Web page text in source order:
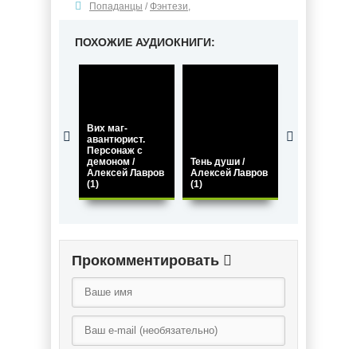
Попаданцы / Фэнтези,
ПОХОЖИЕ АУДИОКНИГИ:
Вих маг-
авантюрист.
Персонаж с
демоном /
Алексей Лавров
(1)
Тень души /
Алексей Лавров
(1)
Прокомментировать